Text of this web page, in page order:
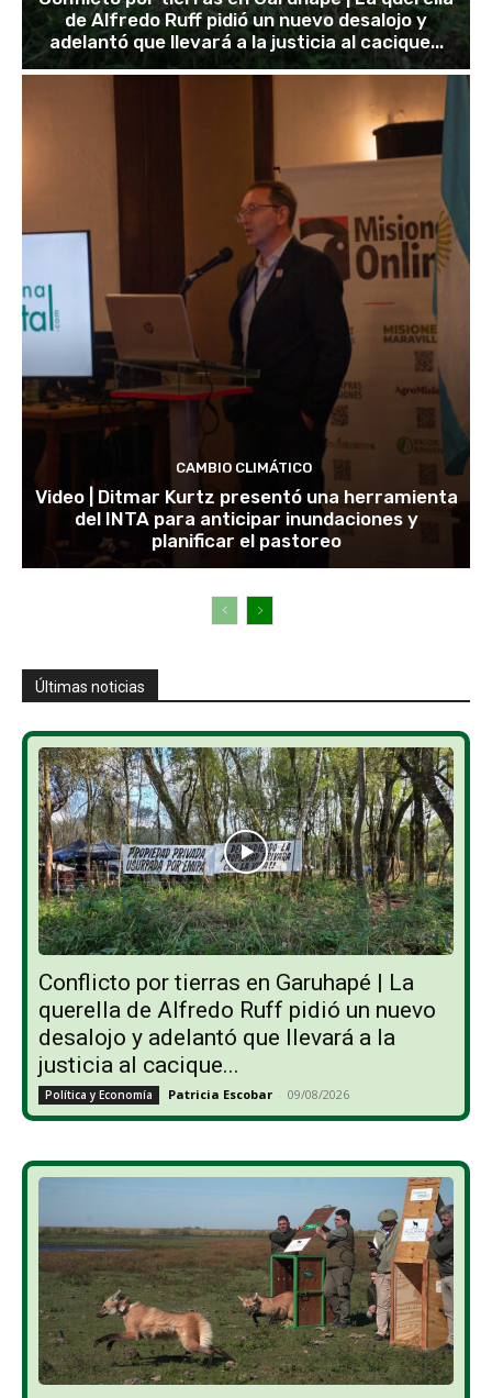
de Alfredo Ruff pidió un nuevo desalojo y
adelantó que llevará a la justicia al cacique...
CAMBIO CLIMÁTICO
Video | Ditmar Kurtz presentó una herramienta
del INTA para anticipar inundaciones y
planificar el pastoreo
Últimas noticias
Conflicto por tierras en Garuhapé | La
querella de Alfredo Ruff pidió un nuevo
desalojo y adelantó que llevará a la
justicia al cacique...
Política y Economía Patricia Escobar - 09/08/2026